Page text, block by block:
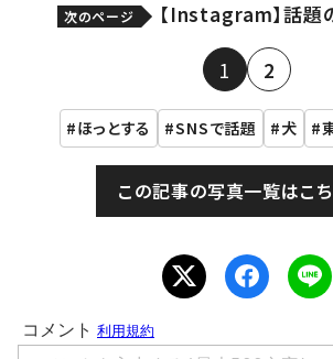
次のページ 【Instagram】話題
1 2
ほっとする SNSで話題 犬
この記事の写真一覧はこ